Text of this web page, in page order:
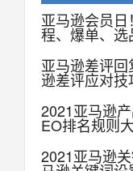
亚马逊会员
程、爆单、选
亚马逊差评
逊差评应对技
2021亚马逊
EO排名规则
2021亚马逊